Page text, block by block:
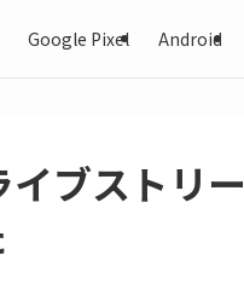
Google Pixel Android
ブストリー